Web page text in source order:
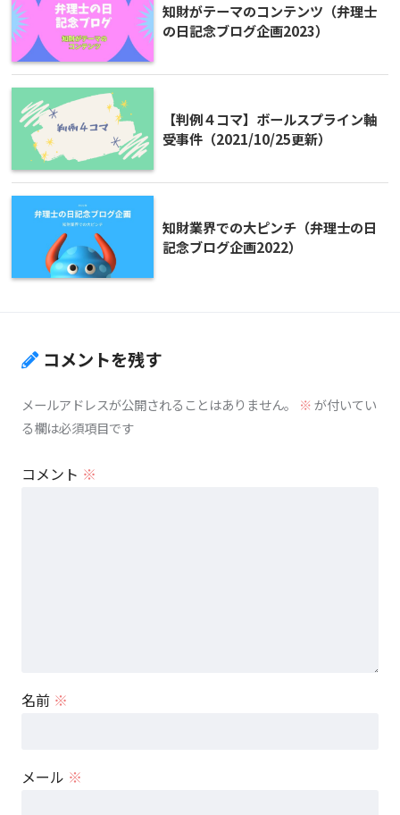
知財がテーマのコンテンツ（弁理士
の日記念ブログ企画2023）
【判例４コマ】ボールスプライン軸
受事件（2021/10/25更新）
知財業界での大ピンチ（弁理士の日
記念ブログ企画2022）
コメントを残す
メールアドレスが公開されることはありません。 ※が付いてい
る欄は必須項目です
コメント ※
名前 ※
メール ※